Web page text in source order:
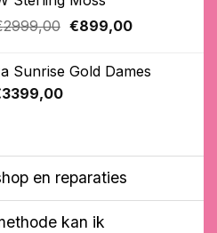
€2599,00.
2999,00 Oorspronkelijke
€2999,00.
€899,00Huidige
€899,00.
Sunrise Gold Dames
3399,00Huidige
en reparaties
kan ik